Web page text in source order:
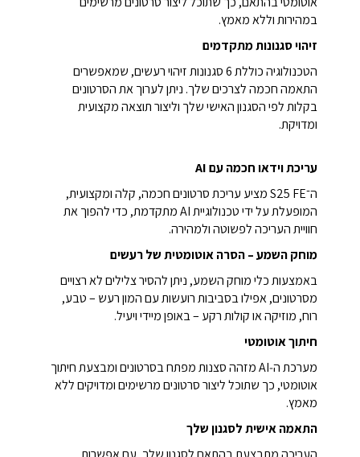
במהירות וללא מאמץ.
זיהוי סגנונות מתקדמים
הטכנולוגיה כוללת 6 סגנונות זיהוי רעשים, שמאפשרים
התאמה חכמה לצרכים שלך. ניתן לערוך את הסרטונים
בקלות לפי הסגנון האישי שלך וליצור תוצאה מקצועית
ומדויקת.
עריכת וידאו חכמה עם AI
ה־S25 FE מציע עריכת סרטונים חכמה, קלה ומקצועית,
המופעלת על ידי טכנולוגיית AI מתקדמת, כדי להפוך את
חוויית העריכה לפשוטה ולמהירה.
מוחק השמע – הסרה אוטומטית של רעשים
באמצעות כלי מוחק השמע, ניתן להסיר צלילים לא רצויים
מסרטונים, אפילו בסביבות רועשות עם המון רעש – טבע,
רוח, מוזיקה או קולות רקע – באופן מיידי ויעיל.
חיתוך אוטומטי
מערכת ה‑AI מזהה סצנות מפתח בסרטונים ומבצעת חיתוך
אוטומטי, כך שתוכל ליצור סרטונים מרשימים ומדויקים ללא
מאמץ.
התאמה אישית לסגנון שלך